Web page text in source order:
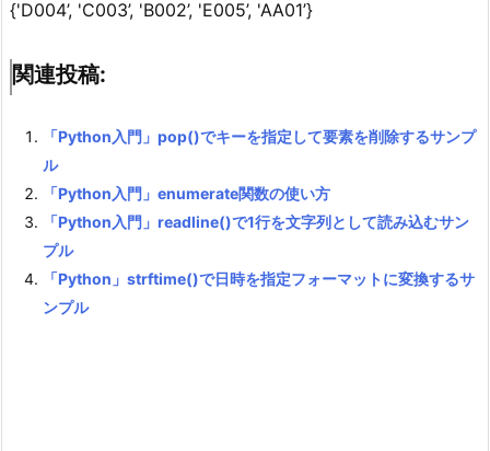
{'D004’, 'C003’, 'B002’, 'E005’, 'AA01’}
関連投稿:
「Python入門」pop()でキーを指定して要素を削除するサンプ
ル
「Python入門」enumerate関数の使い方
「Python入門」readline()で1行を文字列として読み込むサン
プル
「Python」strftime()で日時を指定フォーマットに変換するサ
ンプル